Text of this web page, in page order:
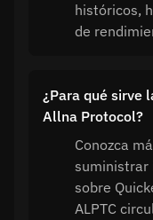
históricos,
de
¿Para qué sirve
Allna Protocol?
Conozca
suministrar
sobre
ALPTC